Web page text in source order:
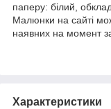
паперу: білий,
Малюнки на сайті
наявних на момент
Характеристики